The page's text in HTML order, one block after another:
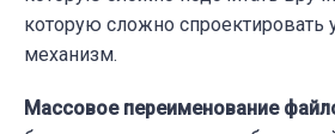
которую сложно спроектировать
механизм.
Массовое переименование